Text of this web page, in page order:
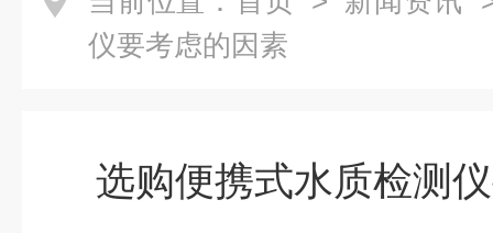
仪要考虑的因素
选购便携式水质检测